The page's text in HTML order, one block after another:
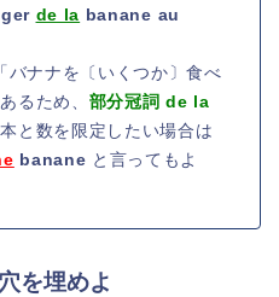
de la banane au
バナナを〔いくつか〕食べ
るため、 部分冠詞 de la
と数を限定したい場合は
banane と言ってもよ
を埋めよ